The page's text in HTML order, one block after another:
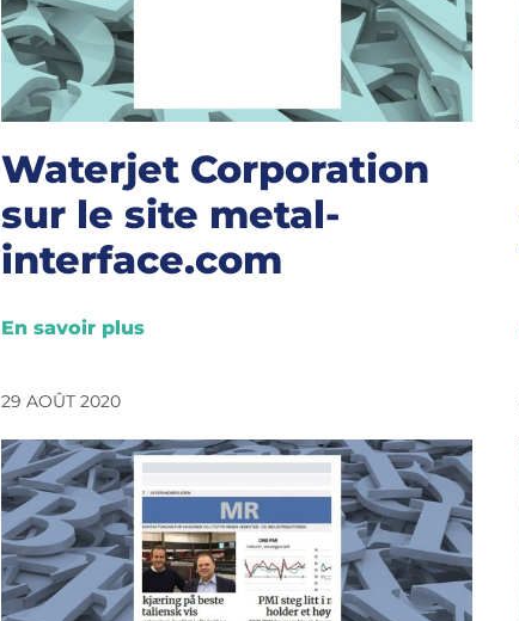
Waterjet Corporation
sur le site metal-
interface.com
En savoir plus
29 AOÛT 2020